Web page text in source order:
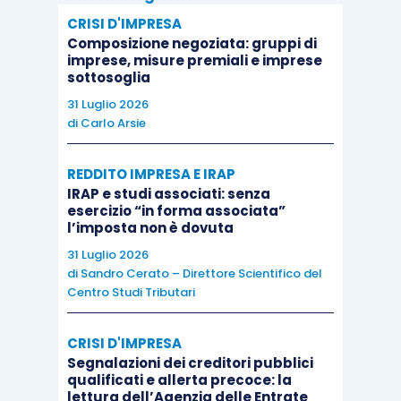
competenza, e ciò che accade, invece, in capo al
socio, il quale assoggetta a imposizione il
provento solo in ipotesi d’incasso. Detto in altri
ragion d’essere nell’esigenza di evitare un “
d’imposta”, rappresentato dalla previa deduzione
in capo alla società degli oneri iscritti a fronte dei
debiti poi rimessi dai soci e dalla successiva
mancata imposizione, espressamente prevista a
norma dell’allora vigente articolo 88, Tuir (e, in
precedenza, dall’articolo 55, Tuir), della
sopravvenienza attiva conseguente alla rinuncia.
La Corte di Cassazione, in più occasioni, ha
avallato la tesi accertativa dell’Agenzia delle
CRISI D'IMPRESA
Composizione negoziata: gruppi di
imprese, misure premiali e imprese
sottosoglia
31 Luglio 2026
di Carlo Arsie
REDDITO IMPRESA E IRAP
IRAP e studi associati: senza
esercizio “in forma associata”
l’imposta non è dovuta
31 Luglio 2026
di Sandro Cerato – Direttore Scientifico del
Centro Studi Tributari
CRISI D'IMPRESA
Segnalazioni dei creditori pubblici
qualificati e allerta precoce: la
lettura dell’Agenzia delle Entrate